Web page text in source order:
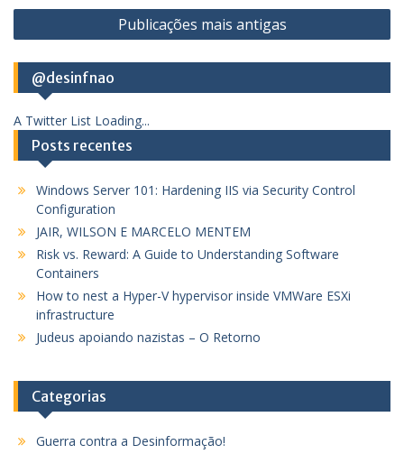
Navegação
por
posts
Publicações mais antigas
@desinfnao
A Twitter List Loading...
Posts recentes
Windows Server 101: Hardening IIS via Security Control
Configuration
JAIR, WILSON E MARCELO MENTEM
Risk vs. Reward: A Guide to Understanding Software
Containers
How to nest a Hyper-V hypervisor inside VMWare ESXi
infrastructure
Judeus apoiando nazistas – O Retorno
Categorias
Guerra contra a Desinformação!